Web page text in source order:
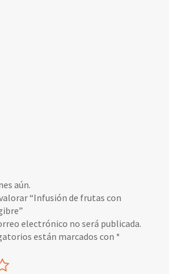
aún.
“Infusión de frutas con
electrónico no será publicada.
están marcados con *